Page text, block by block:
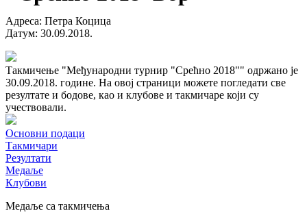
Адреса: Петра Коцица
Датум: 30.09.2018.
Такмичење "Међународни турнир "Срећно 2018"" одржано је
30.09.2018. године. На овој страници можете погледати све
резултате и бодове, као и клубове и такмичаре који су
учествовали.
Основни подаци
Такмичари
Резултати
Медаље
Клубови
Медаље са такмичења